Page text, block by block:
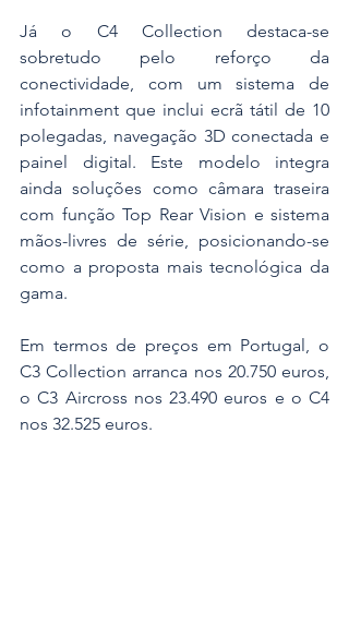
Já o C4 Collection destaca-se
sobretudo pelo reforço da
conectividade, com um sistema de
infotainment que inclui ecrã tátil de 10
polegadas, navegação 3D conectada e
painel digital. Este modelo integra
ainda soluções como câmara traseira
com função Top Rear Vision e sistema
mãos-livres de série, posicionando-se
como a proposta mais tecnológica da
gama.
Em termos de preços em Portugal, o
C3 Collection arranca nos 20.750 euros,
o C3 Aircross nos 23.490 euros e o C4
nos 32.525 euros.